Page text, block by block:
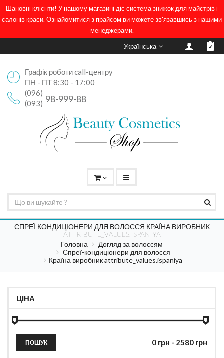
Шановні клієнти! У нашому магазині діє система знижок для майстрів і
салонів краси. Ознайомитися з прайсом ви можете зв'язавшись з нашими
менеджерами.
Українська
Графік роботи call-центру
ПН - ПТ 8:30 - 17:00
(096)
98-999-88
(093)
СПРЕЇ-КОНДИЦІОНЕРИ ДЛЯ ВОЛОССЯ КРАЇНА ВИРОБНИК
ATTRIBUTE_VALUES.ISPANIYA
Головна
Догляд за волоссям
Спреї-кондиціонери для волосся
Країна виробник attribute_values.ispaniya
ЦІНА
ПОШУК